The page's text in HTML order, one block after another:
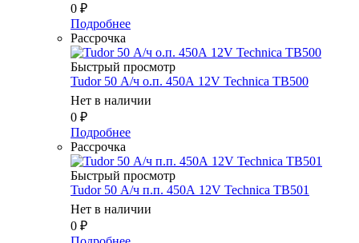
0 ₽
Подробнее
Рассрочка
Быстрый просмотр
Tudor 50 А/ч о.п. 450А 12V Technica TB500
Нет в наличии
0 ₽
Подробнее
Рассрочка
Быстрый просмотр
Tudor 50 А/ч п.п. 450А 12V Technica TB501
Нет в наличии
0 ₽